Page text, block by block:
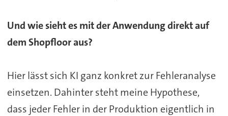
Und wie sieht es mit der Anwendung direkt auf
dem Shopfloor aus?
Hier lässt sich KI ganz konkret zur Fehleranalyse
einsetzen. Dahinter steht meine Hypothese,
dass jeder Fehler in der Produktion eigentlich in